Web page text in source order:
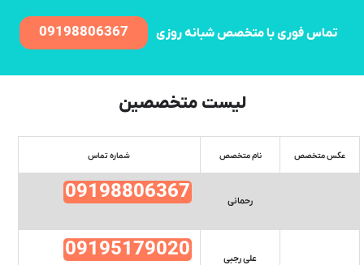
تماس فوری با متخصص شبانه روزی 09198806367
لیست متخصصین
عکس متخصص نام متخصص شماره تماس
رحمانی 09198806367
علی رجبی 09195179020